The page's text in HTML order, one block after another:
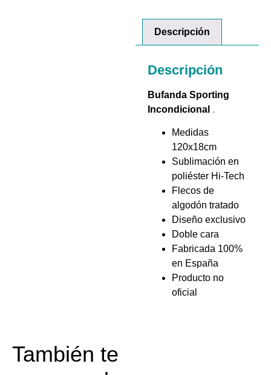
Descripción
Descripción
Bufanda Sporting
Incondicional .
Medidas
120x18cm
Sublimación en
poliéster Hi-Tech
Flecos de
algodón tratado
Diseño exclusivo
Doble cara
Fabricada 100%
en España
Producto no
oficial
También te